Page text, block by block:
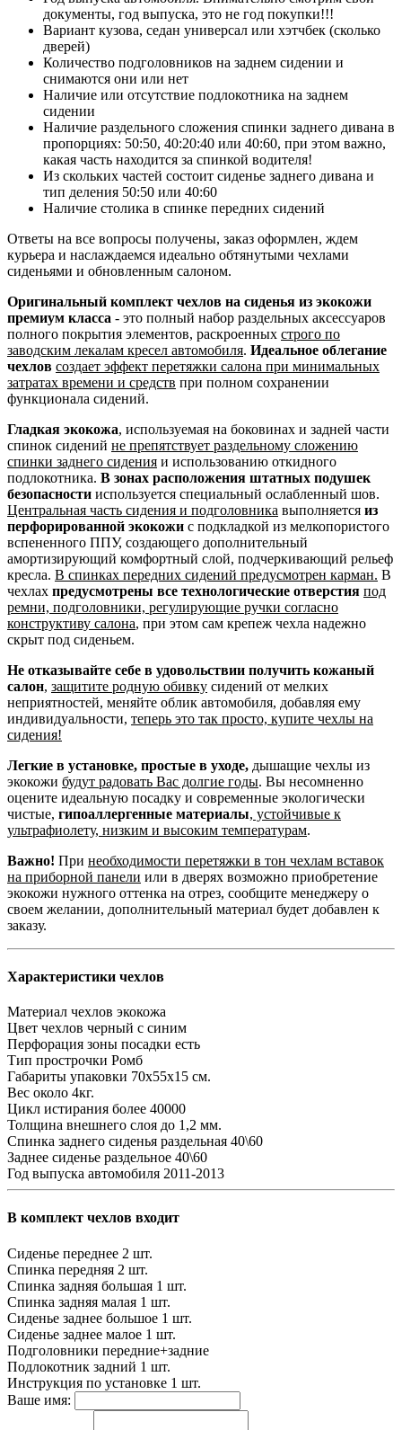
документы, год выпуска, это не год покупки!!!
Вариант кузова, седан универсал или хэтчбек (сколько
дверей)
Количество подголовников на заднем сидении и
снимаются они или нет
Наличие или отсутствие подлокотника на заднем
сидении
Наличие раздельного сложения спинки заднего дивана в
пропорциях: 50:50, 40:20:40 или 40:60, при этом важно,
какая часть находится за спинкой водителя!
Из скольких частей состоит сиденье заднего дивана и
тип деления 50:50 или 40:60
Наличие столика в спинке передних сидений
Ответы на все вопросы получены, заказ оформлен, ждем
курьера и наслаждаемся идеально обтянутыми чехлами
сиденьями и обновленным салоном.
Оригинальный комплект чехлов на сиденья из экокожи
премиум класса - это полный набор раздельных аксессуаров
полного покрытия элементов, раскроенных строго по
заводским лекалам кресел автомобиля. Идеальное облегание
чехлов создает эффект перетяжки салона при минимальных
затратах времени и средств при полном сохранении
функционала сидений.
Гладкая экокожа, используемая на боковинах и задней части
спинок сидений не препятствует раздельному сложению
спинки заднего сидения и использованию откидного
подлокотника. В зонах расположения штатных подушек
безопасности используется специальный ослабленный шов.
Центральная часть сидения и подголовника выполняется из
перфорированной экокожи с подкладкой из мелкопористого
вспененного ППУ, создающего дополнительный
амортизирующий комфортный слой, подчеркивающий рельеф
кресла. В спинках передних сидений предусмотрен карман. В
чехлах предусмотрены все технологические отверстия под
ремни, подголовники, регулирующие ручки согласно
конструктиву салона, при этом сам крепеж чехла надежно
скрыт под сиденьем.
Не отказывайте себе в удовольствии получить кожаный
салон, защитите родную обивку сидений от мелких
неприятностей, меняйте облик автомобиля, добавляя ему
индивидуальности, теперь это так просто, купите чехлы на
сидения!
Легкие в установке, простые в уходе, дышащие чехлы из
экокожи будут радовать Вас долгие годы. Вы несомненно
оцените идеальную посадку и современные экологически
чистые, гипоаллергенные материалы, устойчивые к
ультрафиолету, низким и высоким температурам.
Важно! При необходимости перетяжки в тон чехлам вставок
на приборной панели или в дверях возможно приобретение
экокожи нужного оттенка на отрез, сообщите менеджеру о
своем желании, дополнительный материал будет добавлен к
заказу.
Характеристики чехлов
Материал чехлов экокожа
Цвет чехлов черный с синим
Перфорация зоны посадки есть
Тип прострочки Ромб
Габариты упаковки 70х55х15 см.
Вес около 4кг.
Цикл истирания более 40000
Толщина внешнего слоя до 1,2 мм.
Спинка заднего сиденья раздельная 40\60
Заднее сиденье раздельное 40\60
Год выпуска автомобиля 2011-2013
В комплект чехлов входит
Сиденье переднее 2 шт.
Спинка передняя 2 шт.
Спинка задняя большая 1 шт.
Спинка задняя малая 1 шт.
Сиденье заднее большое 1 шт.
Сиденье заднее малое 1 шт.
Подголовники передние+задние
Подлокотник задний 1 шт.
Инструкция по установке 1 шт.
Ваше имя: